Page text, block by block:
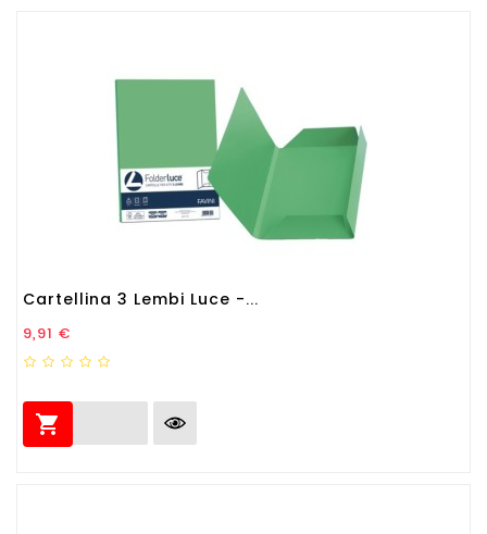
Cartellina 3 Lembi Luce -...
Prezzo
9,91 €
